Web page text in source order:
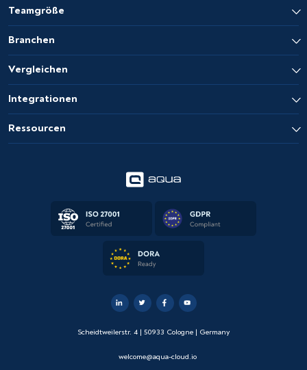
Scheidtweilerstr. 4 | 50933 Cologne | Germany
welcome@aqua-cloud.io
Teamgröße
Branchen
Vergleichen
Integrationen
Ressourcen